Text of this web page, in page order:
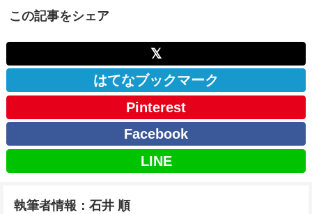
この記事をシェア
𝕏
はてなブックマーク
Pinterest
Facebook
LINE
執筆者情報：石井 順